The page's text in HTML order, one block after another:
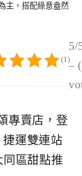
主，搭配綠意盎然
5/
–
(1)
專賣店，登
運雙連站
區甜點推